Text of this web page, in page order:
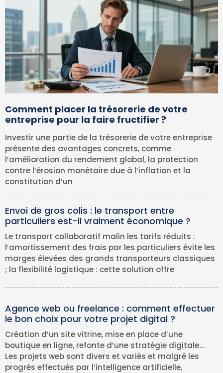
Comment placer la trésorerie de votre
entreprise pour la faire fructifier ?
Investir une partie de la trésorerie de votre entreprise
présente des avantages concrets, comme
l’amélioration du rendement global, la protection
contre l’érosion monétaire due à l’inflation et la
constitution d’un
Envoi de gros colis : le transport entre
particuliers est-il vraiment économique ?
Le transport collaboratif malin les tarifs réduits :
l’amortissement des frais par les particuliers évite les
marges élevées des grands transporteurs classiques
; la flexibilité logistique : cette solution offre
Agence web ou freelance : comment effectuer
le bon choix pour votre projet digital ?
Création d’un site vitrine, mise en place d’une
boutique en ligne, refonte d’une stratégie digitale…
Les projets web sont divers et variés et malgré les
progrès effectués par l’intelligence artificielle,